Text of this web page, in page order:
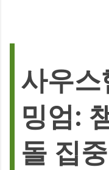
사우스
밍엄:
돌 집